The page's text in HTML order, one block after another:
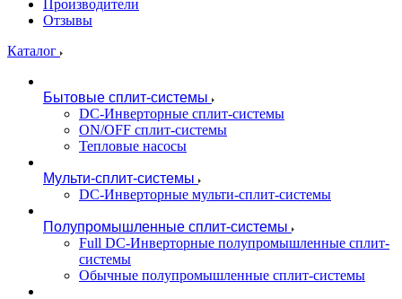
Производители
Отзывы
Каталог
Бытовые сплит-системы
DC-Инверторные сплит-системы
ON/OFF сплит-системы
Тепловые насосы
Мульти-сплит-системы
DC-Инверторные мульти-сплит-системы
Полупромышленные сплит-системы
Full DC-Инверторные полупромышленные сплит-
системы
Обычные полупромышленные сплит-системы